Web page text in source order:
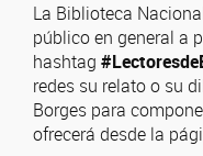
La Biblioteca
público en general a
hashtag
redes su relato o su
Borges para
ofrecerá desde la